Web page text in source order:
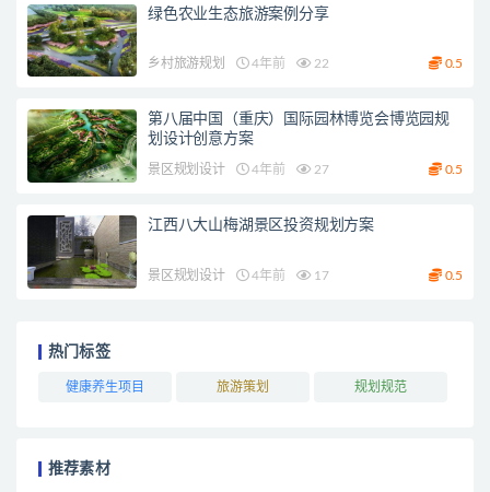
绿色农业生态旅游案例分享
乡村旅游规划 4年前 22 0.5
第八届中国（重庆）国际园林博览会博览园规
划设计创意方案
景区规划设计 4年前 27 0.5
江西八大山梅湖景区投资规划方案
景区规划设计 4年前 17 0.5
热门标签
健康养生项目 旅游策划 规划规范
推荐素材